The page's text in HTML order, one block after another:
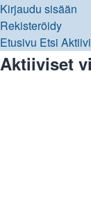
Kirjaudu sisään
Rekisteröidy
Etusivu Etsi
Aktiiviset